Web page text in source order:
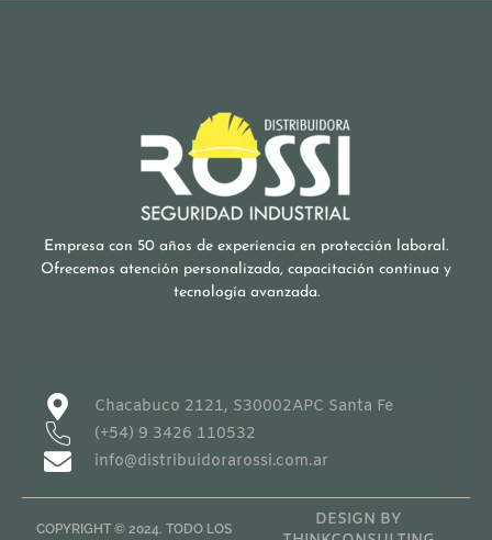
Empresa con 50 años de experiencia en protección laboral.
Ofrecemos atención personalizada, capacitación continua y
tecnología avanzada.
Chacabuco 2121, S30002APC Santa Fe
(+54) 9 3426 110532
info@distribuidorarossi.com.ar
COPYRIGHT © 2024. TODO LOS
DESIGN BY